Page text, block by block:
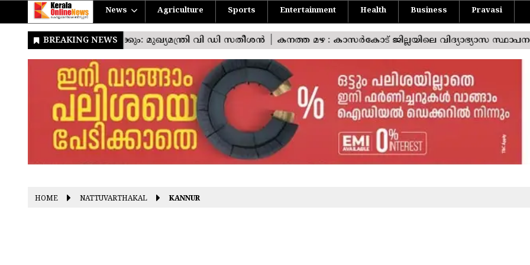
News Agriculture Sports Entertainment Health Business Pravasi
HOME NATTUVARTHAKAL KANNUR